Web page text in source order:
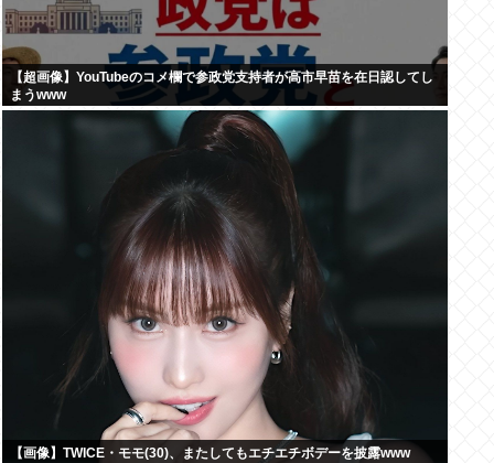
【超画像】YouTubeのコメ欄で参政党支持者が高市早苗を在日認してし
まうwww
【画像】TWICE・モモ(30)、またしてもエチエチボデーを披露www